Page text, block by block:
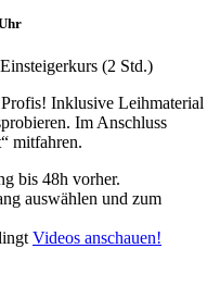
(2 Std.)
Inklusive Leihmaterial
Im Anschluss
mitfahren.
bis 48h vorher.
auswählen und zum
Videos anschauen!